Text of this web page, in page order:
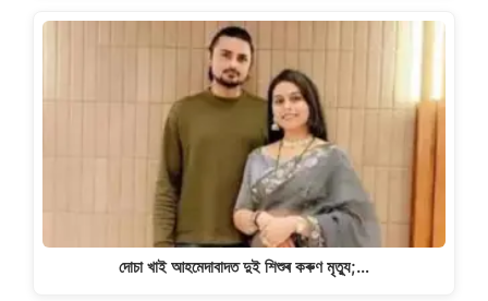
দোচা খাই আহমেদাবাদত দুই শিশুৰ কৰুণ মৃত্যু;…